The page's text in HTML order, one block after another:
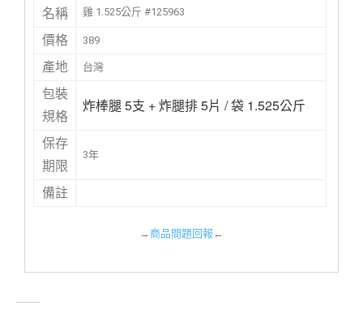
名稱
雞 1.525公斤 #125963
價格 389
產地 台灣
包裝
規格
炸棒腿 5支 + 炸腿排 5片 / 袋 1.525公斤
保存
期限
3年
備註
→ 商品問題回報 ←